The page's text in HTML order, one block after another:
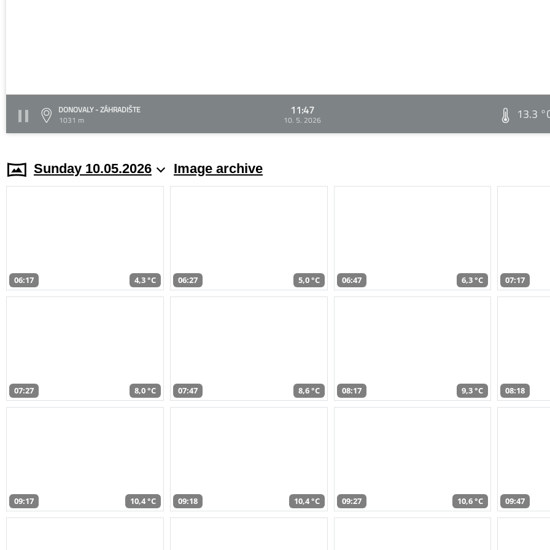
DONOVALY - ZÁHRADIŠTE
1031 m
11:47
10. 5. 2026 13.3
Sunday 10.05.2026 Image archive
06:17 4,3 °C 06:27 5,0 °C 06:47 6,3 °C 07:17
07:27 8,0 °C 07:47 8,6 °C 08:17 9,3 °C 08:18
09:17 10,4 °C 09:18 10,4 °C 09:27 10,6 °C 09:47